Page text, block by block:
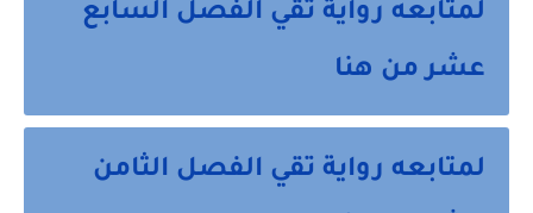
لمتابعه رواية تقي الفصل السابع
عشر من هنا
لمتابعه رواية تقي الفصل الثامن